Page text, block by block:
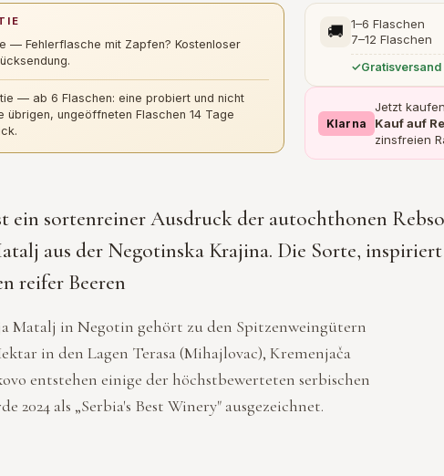
— Fehlerflasche mit Zapfen? Kostenloser
— ab 6 Flaschen: eine probiert und nicht
übrigen, ungeöffneten Flaschen 14 Tage
🚚 1–6 Flaschen
7–12 Flaschen
Klarna
Jetzt
Kauf auf
zinsfreien
ein sortenreiner Ausdruck der autochthonen
aus der Negotinska Krajina. Die Sorte,
reifer Beeren
Matalj in Negotin gehört zu den Spitzenweingütern
in den Lagen Terasa (Mihajlovac), Kremenjača
entstehen einige der höchstbewerteten serbischen
2024 als „Serbia's Best Winery" ausgezeichnet.